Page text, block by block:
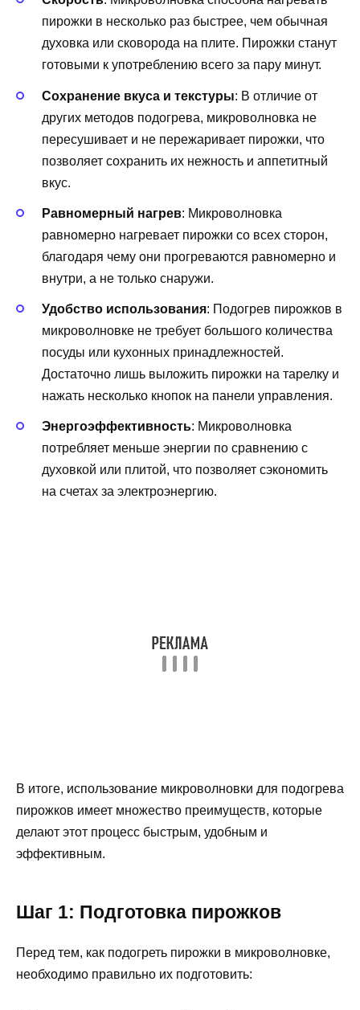
пирожки в несколько раз быстрее, чем обычная
духовка или сковорода на плите. Пирожки станут
готовыми к употреблению всего за пару минут.
Сохранение вкуса и текстуры: В отличие от
других методов подогрева, микроволновка не
пересушивает и не пережаривает пирожки, что
позволяет сохранить их нежность и аппетитный
вкус.
Равномерный нагрев: Микроволновка
равномерно нагревает пирожки со всех сторон,
благодаря чему они прогреваются равномерно и
внутри, а не только снаружи.
Удобство использования: Подогрев пирожков в
микроволновке не требует большого количества
посуды или кухонных принадлежностей.
Достаточно лишь выложить пирожки на тарелку и
нажать несколько кнопок на панели управления.
Энергоэффективность: Микроволновка
потребляет меньше энергии по сравнению с
духовкой или плитой, что позволяет сэкономить
на счетах за электроэнергию.
В итоге, использование микроволновки для подогрева
пирожков имеет множество преимуществ, которые
делают этот процесс быстрым, удобным и
эффективным.
Шаг 1: Подготовка пирожков
Перед тем, как подогреть пирожки в микроволновке,
необходимо правильно их подготовить: